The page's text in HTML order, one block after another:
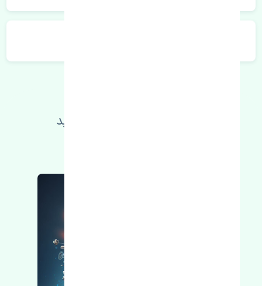
اطلاعات فنی خود را بالا ببرید